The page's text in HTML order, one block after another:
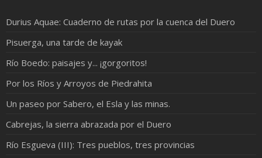
Durius Aquae: Cuaderno de rutas por la cuenca del Duero
Pisuerga, una tarde de kayak
Río Boedo: paisajes y... ¡gorgoritos!
Por los Ríos y Arroyos de Piedrahita
Un paseo por Sabero, el Esla y las minas.
Cabrejas, la sierra abrazada por el Duero
Río Esgueva (III): Tres pueblos, tres provincias